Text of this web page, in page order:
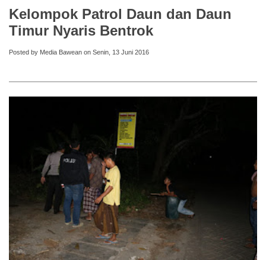
Kelompok Patrol Daun dan Daun
Timur Nyaris Bentrok
Posted by Media Bawean on Senin, 13 Juni 2016